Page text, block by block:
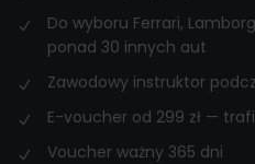
Do wyboru Ferrari,
ponad 30 innych aut
Zawodowy instruktor
E-voucher od 299 zł —
Voucher ważny 365 dni